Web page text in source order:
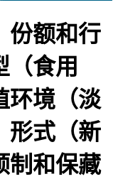
份额和行
（食用
环境（淡
形式（新
制和保藏